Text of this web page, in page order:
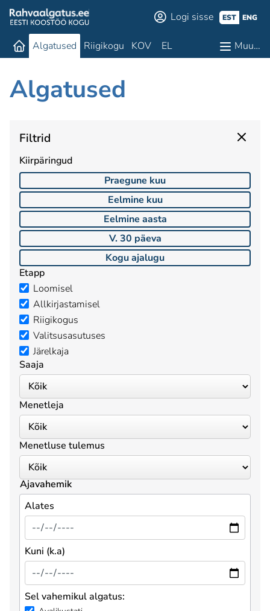
Logi sisse EST ENG
Algatused Riigikogu KOV EL Muu…
Algatused
Filtrid
Kiirpäringud
Praegune kuu
Eelmine kuu
Eelmine aasta
V. 30 päeva
Kogu ajalugu
Etapp
Loomisel
Allkirjastamisel
Riigikogus
Valitsusasutuses
Järelkaja
Saaja
Menetleja
Menetluse tulemus
Ajavahemik
Alates
Kuni (k.a)
Sel vahemikul algatus: